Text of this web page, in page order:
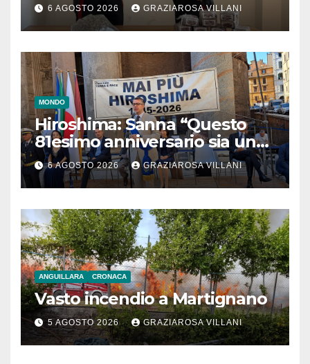
6 AGOSTO 2026 GRAZIAROSA VILLANI
MONDO
Hiroshima: Sanna “Questo
81esimo anniversario sia un
monito per tutti”
6 AGOSTO 2026 GRAZIAROSA VILLANI
ANGUILLARA CRONACA
Vasto incendio a Martignano
5 AGOSTO 2026 GRAZIAROSA VILLANI